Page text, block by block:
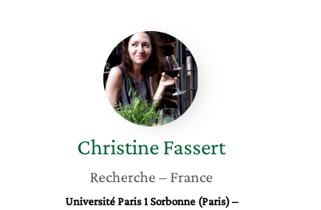
Christine
Fassert
Christine Fassert
Recherche – France
Université Paris 1 Sorbonne (Paris) –